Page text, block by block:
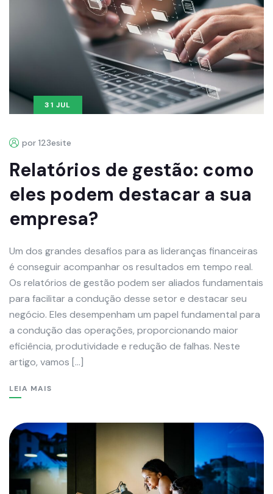
31 JUL
por 123esite
Relatórios de gestão: como
eles podem destacar a sua
empresa?
Um dos grandes desafios para as lideranças financeiras
é conseguir acompanhar os resultados em tempo real.
Os relatórios de gestão podem ser aliados fundamentais
para facilitar a condução desse setor e destacar seu
negócio. Eles desempenham um papel fundamental para
a condução das operações, proporcionando maior
eficiência, produtividade e redução de falhas. Neste
artigo, vamos […]
LEIA MAIS